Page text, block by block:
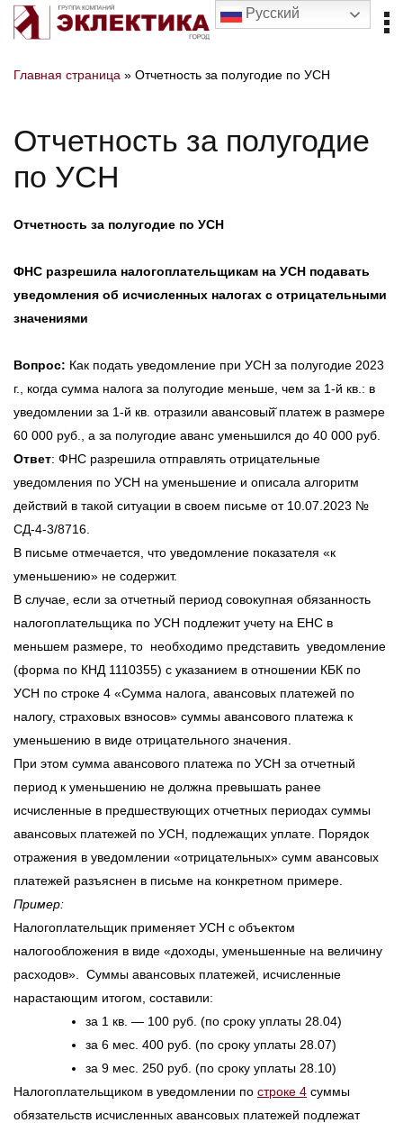
Главная страница » Отчетность за полугодие по УСН
Отчетность за полугодие
по УСН
Отчетность за полугодие по УСН
ФНС разрешила налогоплательщикам на УСН подавать
уведомления об исчисленных налогах с отрицательными
значениями
Вопрос: Как подать уведомление при УСН за полугодие 2023
г., когда сумма налога за полугодие меньше, чем за 1-й кв.: в
уведомлении за 1-й кв. отразили авансовый̆ платеж в размере
60 000 руб., а за полугодие аванс уменьшился до 40 000 руб.
Ответ: ФНС разрешила отправлять отрицательные
уведомления по УСН на уменьшение и описала алгоритм
действий в такой ситуации в своем письме от 10.07.2023 №
СД-4-3/8716.
В письме отмечается, что уведомление показателя «к
уменьшению» не содержит.
В случае, если за отчетный период совокупная обязанность
налогоплательщика по УСН подлежит учету на ЕНС в
меньшем размере, то необходимо представить уведомление
(форма по КНД 1110355) с указанием в отношении КБК по
УСН по строке 4 «Сумма налога, авансовых платежей по
налогу, страховых взносов» суммы авансового платежа к
уменьшению в виде отрицательного значения.
При этом сумма авансового платежа по УСН за отчетный
период к уменьшению не должна превышать ранее
исчисленные в предшествующих отчетных периодах суммы
авансовых платежей по УСН, подлежащих уплате. Порядок
отражения в уведомлении «отрицательных» сумм авансовых
платежей разъяснен в письме на конкретном примере.
Пример:
Налогоплательщик применяет УСН с объектом
налогообложения в виде «доходы, уменьшенные на величину
расходов». Суммы авансовых платежей, исчисленные
нарастающим итогом, составили:
за 1 кв. — 100 руб. (по сроку уплаты 28.04)
за 6 мес. 400 руб. (по сроку уплаты 28.07)
за 9 мес. 250 руб. (по сроку уплаты 28.10)
Налогоплательщиком в уведомлении по строке 4 суммы
обязательств исчисленных авансовых платежей подлежат
Русский